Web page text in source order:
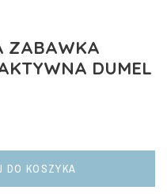
ZABAWKA
DUMEL
DO KOSZYKA